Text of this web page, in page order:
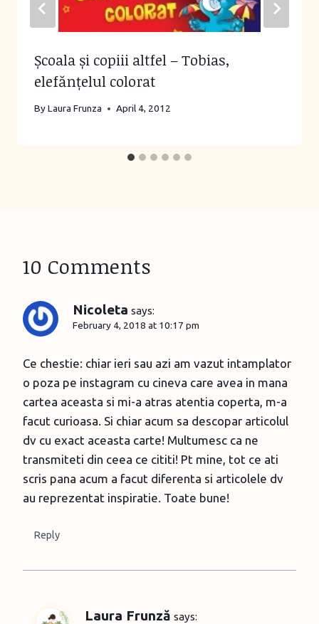
Școala și copiii altfel – Tobias,
elefănțelul colorat
ByLaura Frunza April 4, 2012
10 Comments
Nicoleta says:
February 4, 2018 at 10:17 pm
Ce chestie: chiar ieri sau azi am vazut intamplator
o poza pe instagram cu cineva care avea in mana
cartea aceasta si mi-a atras atentia coperta, m-a
facut curioasa. Si chiar acum sa descopar articolul
dv cu exact aceasta carte! Multumesc ca ne
transmiteti din ceea ce cititi! Pt mine, tot ce ati
scris pana acum a facut diferenta si articolele dv
au reprezentat inspiratie. Toate bune!
Reply
Laura Frunză says: